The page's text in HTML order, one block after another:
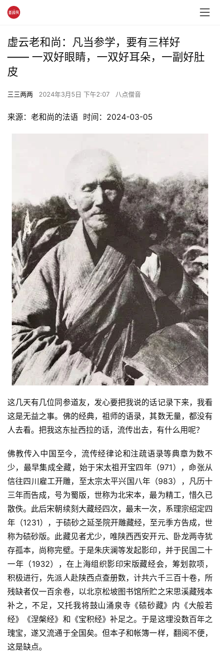
虚云老和尚：凡当参学，要有三样好
—— 一双好眼睛，一双好耳朵，一副好肚
皮
三三两两 2024年3月5日 下午2:07 八点僧音
来源：老和尚的法语  时间：2024-03-05
这几天有几位同参道友，发心要把我说的话记录下来，我看
这是无益之事。佛的经典，祖师的语录，其数无量，都没有
人去看。把我这东扯西拉的话，流传出去，有什么用呢？
佛教传入中国至今，流传经律论和注疏语录等典章为数不
少，最早集成全藏，始于宋太祖开宝四年（971），命张从
信往四川雇工开雕，至太宗太平兴国八年（983），凡历十
三年而告成，号为蜀版，世称为北宋本，最为精工，惜久已
散佚。此后宋朝续刻大藏经四次，最末一次，系理宗绍定四
年（1231），于碛砂之延圣院开雕藏经，至元季方告成，世
称为碛砂版。此藏见者尤少，唯陕西西安开元、卧龙两寺犹
存孤本，尚称完壁。于是朱庆澜等发起影印，并于民国二十
一年（1932），在上海组织影印宋版藏经会，筹划款项，
积极进行，先派人赴陕西点查册数，计共六千三百十卷，所
残缺者仅一百余卷，以北京松坡图书馆所贮之宋思溪藏残本
补之，不足，又托我将鼓山涌泉寺《碛砂藏》内《大般若
经》《涅槃经》和《宝积经》补足之。于是这埋没数百年之
瑰宝，遂又流通于全国矣。但本子和帐簿一样，翻阅不便，
这是缺点。